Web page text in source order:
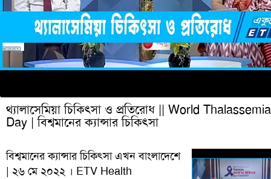
থ্যালাসেমিয়া চিকিৎসা ও প্রতিরোধ || World Thalassemia
Day | বিশ্বমানের ক্যান্সার চিকিৎসা
বিশ্বমানের ক্যান্সার চিকিৎসা এখন বাংলাদেশে
| ২৬ মে ২০২২ । ETV Health